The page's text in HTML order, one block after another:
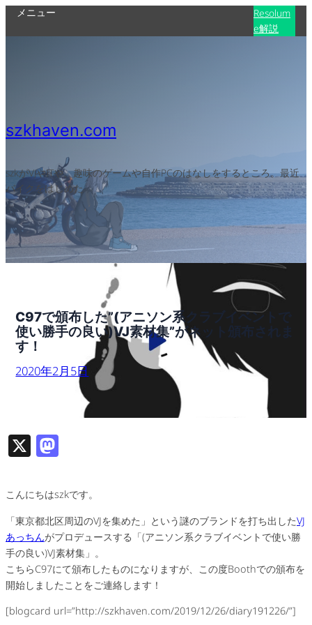
メニュー
Resolum
e解説
szkhaven.com
szkがVJやITや、趣味のゲームや自作PCのはなしをするところ。最近
バイクをはじめた
C97で頒布した”(アニソン系クラブイベントで
使い勝手の良い)VJ素材集”がネット頒布されま
す！
2020年2月5日
X
to
d
o
n
こんにちはszkです。
「東京都北区周辺のVJを集めた」という謎のブランドを打ち出したVJ
あっちんがプロデュースする「(アニソン系クラブイベントで使い勝
手の良い)VJ素材集」。
こちらC97にて頒布したものになりますが、この度Boothでの頒布を
開始しましたことをご連絡します！
[blogcard url=”http://szkhaven.com/2019/12/26/diary191226/”]